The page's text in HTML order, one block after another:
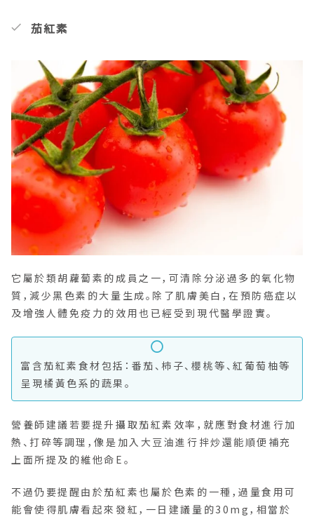
茄紅素
它屬於類胡蘿蔔素的成員之一，可清除分泌過多的氧化物
質，減少黑色素的大量生成。除了肌膚美白，在預防癌症以
及增強人體免疫力的效用也已經受到現代醫學證實。
富含茄紅素食材包括：番茄、柿子、櫻桃等、紅葡萄柚等
呈現橘黃色系的蔬果。
營養師建議若要提升攝取茄紅素效率，就應對食材進行加
熱、打碎等調理，像是加入大豆油進行拌炒還能順便補充
上面所提及的維他命E。
不過仍要提醒由於茄紅素也屬於色素的一種，過量食用可
能會使得肌膚看起來發紅，一日建議量的30mg，相當於